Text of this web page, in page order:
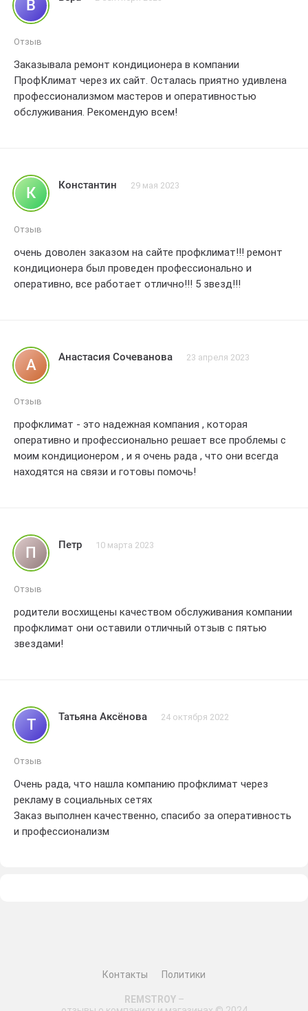
В
Отзыв
Заказывала ремонт кондиционера в компании
ПрофКлимат через их сайт. Осталась приятно удивлена
профессионализмом мастеров и оперативностью
обслуживания. Рекомендую всем!
К Константин 29 мая 2023
Отзыв
очень доволен заказом на сайте профклимат!!! ремонт
кондиционера был проведен профессионально и
оперативно, все работает отлично!!! 5 звезд!!!
А Анастасия Сочеванова 23 апреля 2023
Отзыв
профклимат - это надежная компания , которая
оперативно и профессионально решает все проблемы с
моим кондиционером , и я очень рада , что они всегда
находятся на связи и готовы помочь!
П Петр 10 марта 2023
Отзыв
родители восхищены качеством обслуживания компании
профклимат они оставили отличный отзыв с пятью
звездами!
Т Татьяна Аксёнова 24 октября 2022
Отзыв
Очень рада, что нашла компанию профклимат через
рекламу в социальных сетях
Заказ выполнен качественно, спасибо за оперативность
и профессионализм
Контакты Политики
REMSTROY–